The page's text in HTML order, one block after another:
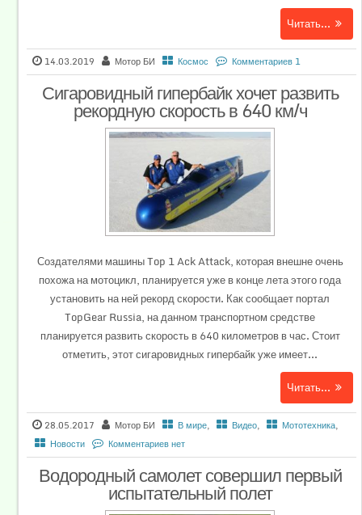
Читать...
14.03.2019 Мотор БИ Космос Комментариев 1
Сигаровидный гипербайк хочет развить
рекордную скорость в 640 км/ч
Создателями машины Top 1 Ack Attack, которая внешне очень
похожа на мотоцикл, планируется уже в конце лета этого года
установить на ней рекорд скорости. Как сообщает портал
TopGear Russia, на данном транспортном средстве
планируется развить скорость в 640 километров в час. Стоит
отметить, этот сигаровидных гипербайк уже имеет...
Читать...
28.05.2017 Мотор БИ В мире, Видео, Мототехника,
Новости
Комментариев нет
Водородный самолет совершил первый
испытательный полет